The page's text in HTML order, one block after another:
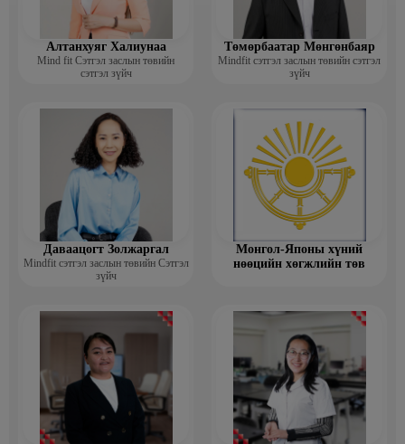
Алтанхуяг Халиунаа
Mind fit Сэтгэл заслын төвийн
сэтгэл зүйч
Төмөрбаатар Мөнгөнбаяр
Mindfit сэтгэл заслын төвийн сэтгэл
зүйч
Даваацогт Золжаргал
Mindfit сэтгэл заслын төвийн Сэтгэл
зүйч
Монгол-Японы хүний
нөөцийн хөгжлийн төв